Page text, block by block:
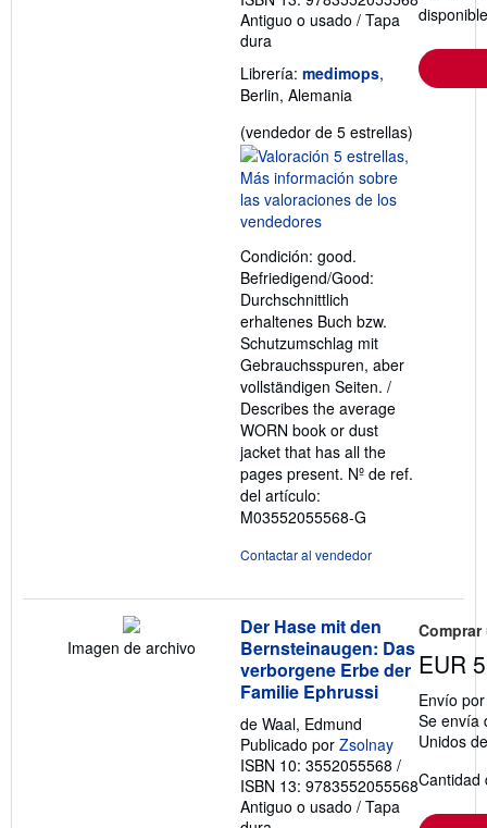
Antiguo o usado / Tapa
dura
Librería: medimops,
Berlin, Alemania
(vendedor de 5 estrellas)
Condición: good.
Befriedigend/Good:
Durchschnittlich
erhaltenes Buch bzw.
Schutzumschlag mit
Gebrauchsspuren, aber
vollständigen Seiten. /
Describes the average
WORN book or dust
jacket that has all the
pages present. Nº de ref.
del artículo:
M03552055568-G
Contactar al vendedor
Imagen de archivo
Der Hase mit den
Bernsteinaugen: Das
verborgene Erbe der
Familie Ephrussi
de Waal, Edmund
Publicado por Zsolnay
ISBN 10: 3552055568 /
ISBN 13: 9783552055568
Antiguo o usado / Tapa
EUR
Envío
Se envía
Unidos
Cantidad